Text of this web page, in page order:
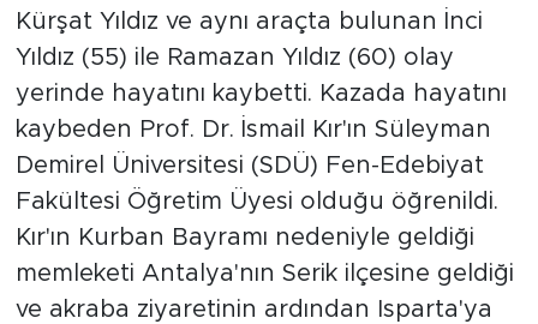
Kürşat Yıldız ve aynı araçta bulunan İnci
Yıldız (55) ile Ramazan Yıldız (60) olay
yerinde hayatını kaybetti. Kazada hayatını
kaybeden Prof. Dr. İsmail Kır'ın Süleyman
Demirel Üniversitesi (SDÜ) Fen-Edebiyat
Fakültesi Öğretim Üyesi olduğu öğrenildi.
Kır'ın Kurban Bayramı nedeniyle geldiği
memleketi Antalya'nın Serik ilçesine geldiği
ve akraba ziyaretinin ardından Isparta'ya